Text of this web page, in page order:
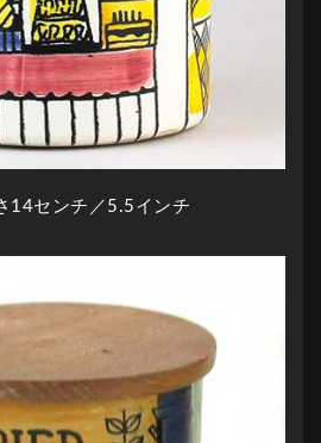
14センチ／5.5インチ